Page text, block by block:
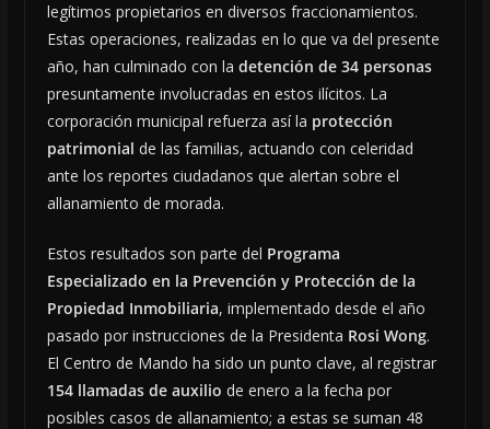
legítimos propietarios en diversos fraccionamientos.
Estas operaciones, realizadas en lo que va del presente
año, han culminado con la detención de 34 personas
presuntamente involucradas en estos ilícitos. La
corporación municipal refuerza así la protección
patrimonial de las familias, actuando con celeridad
ante los reportes ciudadanos que alertan sobre el
allanamiento de morada.
Estos resultados son parte del Programa
Especializado en la Prevención y Protección de la
Propiedad Inmobiliaria, implementado desde el año
pasado por instrucciones de la Presidenta Rosi Wong.
El Centro de Mando ha sido un punto clave, al registrar
154 llamadas de auxilio de enero a la fecha por
posibles casos de allanamiento; a estas se suman 48